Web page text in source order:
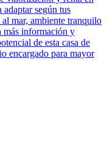
según tus
mar, ambiente tranquilo
información y
de esta casa de
encargado para mayor